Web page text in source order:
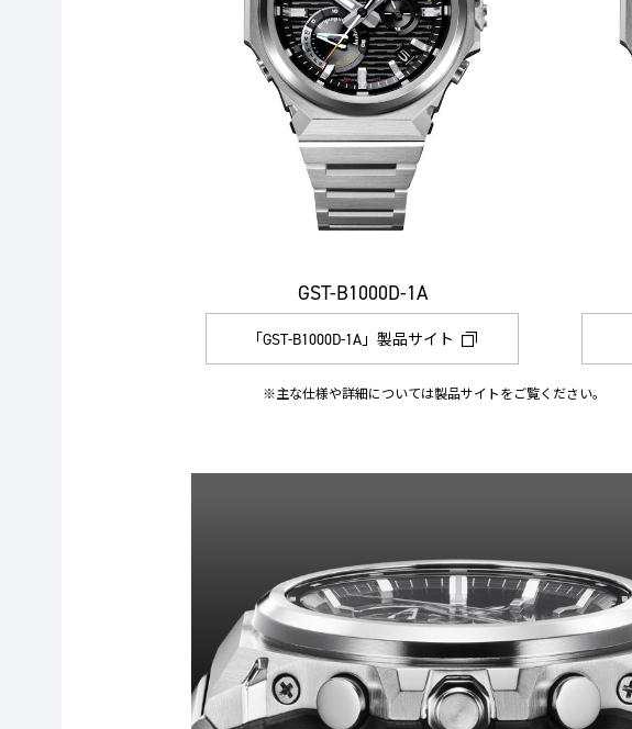
GST-B1000D-1A
「GST-B1000D-1A」製品サイト
※主な仕様や詳細については製品サイトをご覧ください。